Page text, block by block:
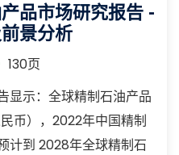
品市场研究报告 -
景分析
130页
显示：全球精制石油产品
币），2022年中国精制
计到 2028年全球精制石